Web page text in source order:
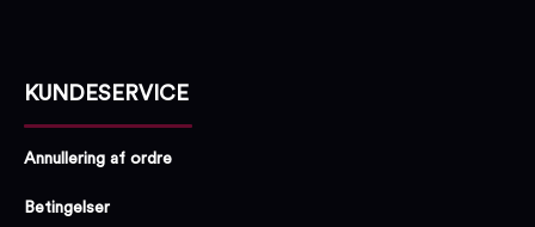
KUNDESERVICE
Annullering af ordre
Betingelser